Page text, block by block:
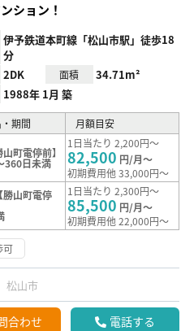
ション！
伊予鉄道本町線「松山市駅」徒歩18
分
2DK 面積 34.71m²
1988年 1月 築
期間 月額目安
町電停前】
360日未満
1日当たり 2,200円～
82,500 円/月～
初期費用他 33,000円～
勝山町電停
1日当たり 2,300円～
85,500 円/月～
初期費用他 22,000円～
可
松山市
合わせ 電話する